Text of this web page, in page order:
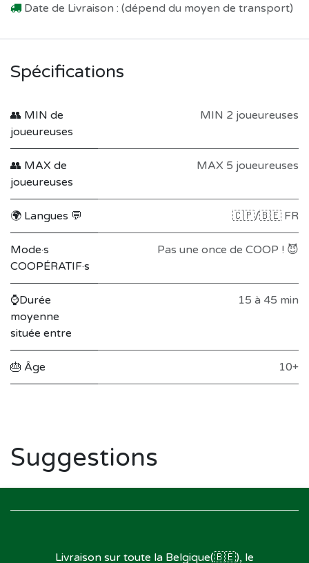
Date de Livraison : (dépend du moyen de transport)
Spécifications
👥 MIN de
joueureuses
MIN 2 joueureuses
👥 MAX de
joueureuses
MAX 5 joueureuses
🌍 Langues 💬 🇨🇵/🇧🇪 FR
Mode·s
COOPÉRATIF·s
Pas une once de COOP ! 😈
⌚Durée
moyenne
située entre
15 à 45 min
🎂 Âge 10+
Suggestions
Livraison sur toute la Belgique(🇧🇪), le